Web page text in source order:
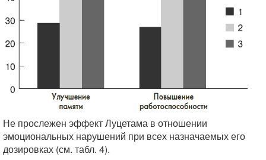
Не прослежен эффект Луцетама в отношении
эмоциональных нарушений при всех назначаемых его
дозировках (см. табл. 4).